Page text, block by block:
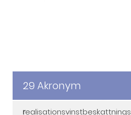
29 Akronym
realisationsvinstbeskattnings